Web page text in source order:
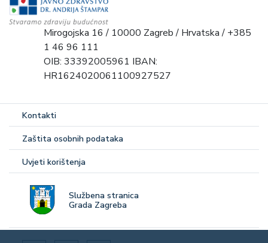
Mirogojska 16 / 10000 Zagreb / Hrvatska / +385
1 46 96 111
OIB: 33392005961 IBAN:
HR1624020061100927527
Kontakti
Zaštita osobnih podataka
Uvjeti korištenja
Službena stranica
Grada Zagreba